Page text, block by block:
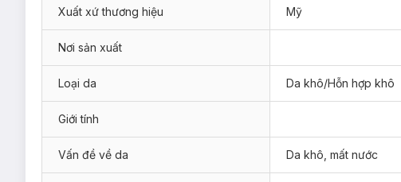
Được mệnh danh là "vàng lỏng" tinh túy từ Ma-rốc,
lượng các axit béo Omega và Vitamin E, dầu Argan nổi tiếng về khả
bước dưỡng ẩm ngay sau khi thoa tinh chất Hyaluronic Acid Serum
Xuất xứ thương hiệu Mỹ
Nơi sản xuất
Loại da Da khô/Hỗn hợp khô
Giới tính
Vấn đề về da Da khô, mất nước